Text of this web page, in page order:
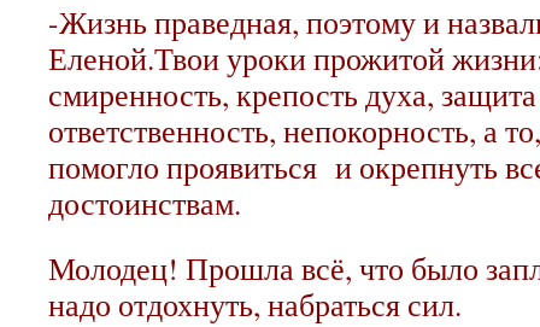
-Жизнь праведная, поэтому и
Еленой.Твои уроки прожитой
смиренность, крепость духа,
ответственность, непокорность, а
помогло проявиться и окрепнуть
достоинствам.
Молодец! Прошла всё, что было
надо отдохнуть, набраться сил.